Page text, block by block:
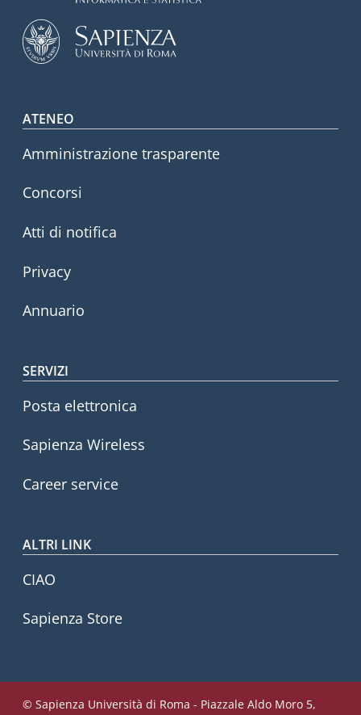
Footer menu
ATENEO
Amministrazione trasparente
Concorsi
Atti di notifica
Privacy
Annuario
SERVIZI
Posta elettronica
Sapienza Wireless
Career service
ALTRI LINK
CIAO
Sapienza Store
© Sapienza Università di Roma - Piazzale Aldo Moro 5,